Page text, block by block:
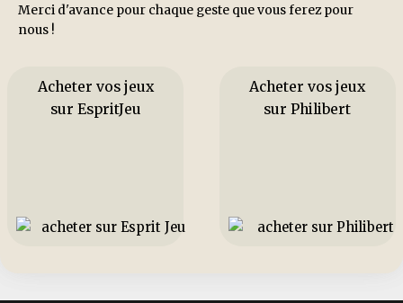
Merci d'avance pour chaque geste que vous ferez pour
nous !
Acheter vos jeux
sur EspritJeu
Acheter vos jeux
sur Philibert